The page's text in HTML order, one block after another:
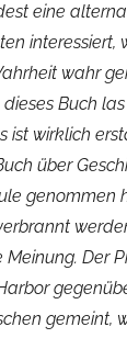
eine
interessiert,
wahr
dieses Buch
ist wirklich
über
genommen
Meinung. Der
gemeint,